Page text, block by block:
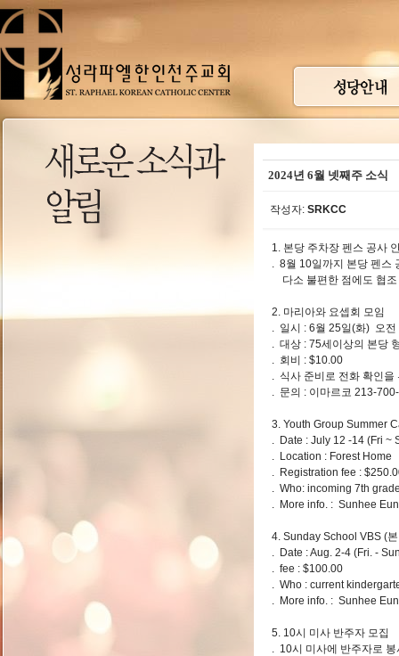
2024년 6월 넷째주 소식
작성자: SRKCC
1. 본당 주차장 펜스 공사
. 8월 10일까지 본당 펜스
다소 불편한 점에도 협조
2. 마리아와 요셉회 모임
. 일시 : 6월 25일(화) 오
. 대상 : 75세이상의 본당
. 회비 : $10.00
. 식사 준비로 전화 확인을
. 문의 : 이마르코 213-
3. Youth Group Summer
. Date : July 12 -14 (Fri ~
. Location : Forest Home
. Registration fee :
. Who: incoming 7th
. More info. : Sunhee
4. Sunday School VBS (
. Date : Aug. 2-4 (Fri. -
. fee : $100.00
. Who : current
. More info. : Sunhee
5. 10시 미사 반주자 모집
. 10시 미사에 반주자로